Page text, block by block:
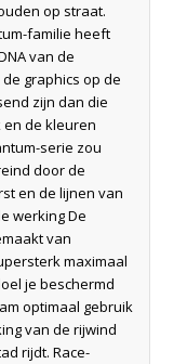
op straat.
familie heeft
van de
graphics op de
zijn dan die
de kleuren
serie zou
door de
en de lijnen van
werking De
van
maximaal
je beschermd
optimaal gebruik
van de rijwind
rijdt. Race-